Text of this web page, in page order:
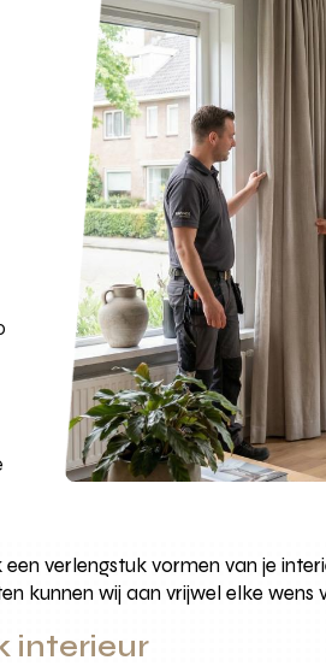
verlengstuk vormen van je
kunnen wij aan vrijwel elke wens
interieur